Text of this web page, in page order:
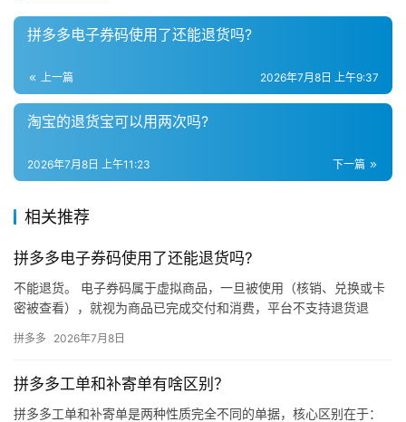
拼多多电子券码使用了还能退货吗?
上一篇 2026年7月8日 上午9:37
淘宝的退货宝可以用两次吗?
下一篇
2026年7月8日 上午11:23
相关推荐
拼多多电子券码使用了还能退货吗?
不能退货。 电子券码属于虚拟商品，一旦被使用（核销、兑换或卡
密被查看），就视为商品已完成交付和消费，平台不支持退货退
使…
拼多多 2026年7月8日
拼多多工单和补寄单有啥区别？
拼多多工单和补寄单是两种性质完全不同的单据，核心区别在于：